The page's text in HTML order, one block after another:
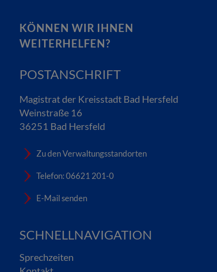
KÖNNEN WIR IHNEN
WEITERHELFEN?
POSTANSCHRIFT
Magistrat der Kreisstadt Bad Hersfeld
Weinstraße 16
36251 Bad Hersfeld
Zu den Verwaltungsstandorten
Telefon: 06621 201-0
E-Mail senden
SCHNELLNAVIGATION
Sprechzeiten